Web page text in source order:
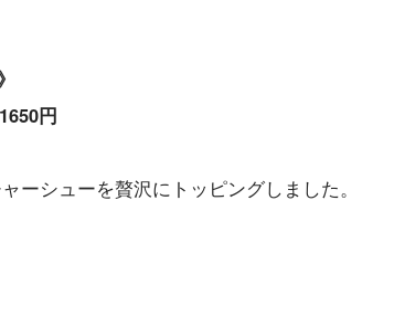
円
ーシューを贅沢にトッピングしました。